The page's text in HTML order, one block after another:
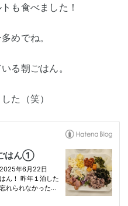
も食べました！
めでね。
る朝ごはん。
た（笑）